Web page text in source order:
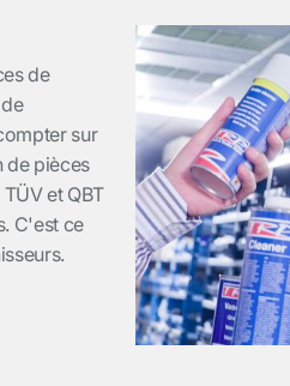
de
sur
de pièces
et QBT
C'est ce